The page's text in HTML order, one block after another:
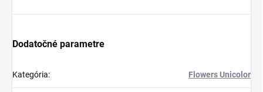
Dodatočné parametre
Kategória: Flowers Unicolor